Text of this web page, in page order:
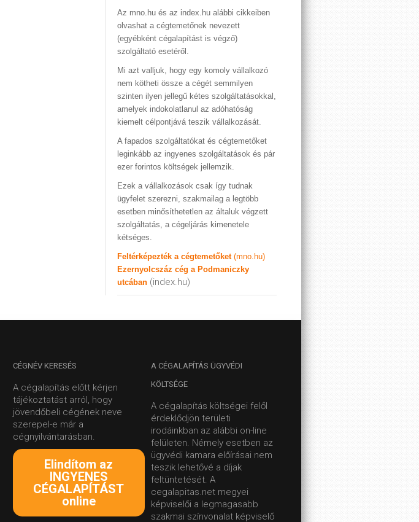
Az mno.hu és az index.hu alábbi cikkeiben
olvashat a cégtemetőnek nevezett
(egyébként cégalapítást is végző)
szolgáltató esetéről.
Mi azt valljuk, hogy egy komoly vállalkozó
nem kötheti össze a cégét semmilyen
szinten ilyen jellegű kétes szolgáltatásokkal,
amelyek indokolatlanul az adóhatóság
kiemelt célpontjává teszik vállalkozását.
A fapados szolgáltatókat és cégtemetőket
leginkább az ingyenes szolgáltatások és pár
ezer forintos költségek jellemzik.
Ezek a vállalkozások csak így tudnak
ügyfelet szerezni, szakmailag a legtöbb
esetben minősíthetetlen az általuk végzett
szolgáltatás, a cégeljárás kimenetele
kétséges.
Feltérképezték a cégtemetőket (mno.hu)
Ezernyolcszáz cég a Podmaniczky
utcában (index.hu)
CÉGNÉV KERESÉS
A cégalapítás előtt kérjen
tájékoztatást arról, hogy
jövendőbeli cégének neve
szerepel-e már a
cégnyilvántarásban.
Elindítom az
INGYENES
CÉGALAPÍTÁST
online
A CÉGALAPÍTÁS ÜGYVÉDI
KÖLTSÉGE
A cégalapítás költségei felől
érdeklődjön területi
irodáinkban az alábbi on-line
felületen. Némely esetben az
ügyvédi kamara előírásai nem
teszik lehetővé a díjak
feltüntetését. A
cegalapitas.net megyei
képviselői a legmagasabb
szakmai színvonalat képviselő